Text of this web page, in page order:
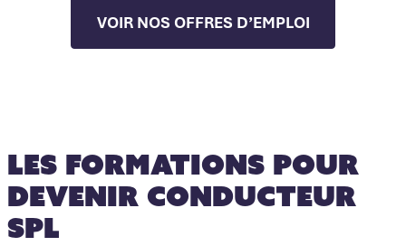
VOIR NOS OFFRES D’EMPLOI
Les formations pour
devenir conducteur
SPL